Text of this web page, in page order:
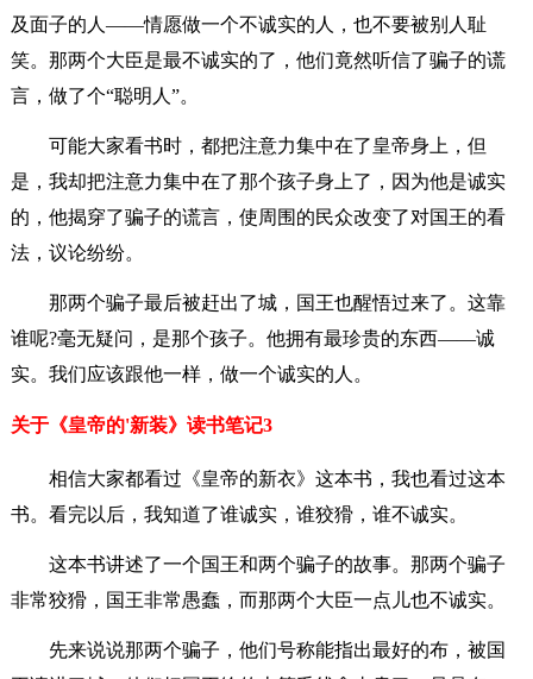
及面子的人——情愿做一个不诚实的人，也不要被别人耻
笑。那两个大臣是最不诚实的了，他们竟然听信了骗子的谎
言，做了个“聪明人”。
可能大家看书时，都把注意力集中在了皇帝身上，但
是，我却把注意力集中在了那个孩子身上了，因为他是诚实
的，他揭穿了骗子的谎言，使周围的民众改变了对国王的看
法，议论纷纷。
那两个骗子最后被赶出了城，国王也醒悟过来了。这靠
谁呢?毫无疑问，是那个孩子。他拥有最珍贵的东西——诚
实。我们应该跟他一样，做一个诚实的人。
关于《皇帝的'新装》读书笔记3
相信大家都看过《皇帝的新衣》这本书，我也看过这本
书。看完以后，我知道了谁诚实，谁狡猾，谁不诚实。
这本书讲述了一个国王和两个骗子的故事。那两个骗子
非常狡猾，国王非常愚蠢，而那两个大臣一点儿也不诚实。
先来说说那两个骗子，他们号称能指出最好的布，被国